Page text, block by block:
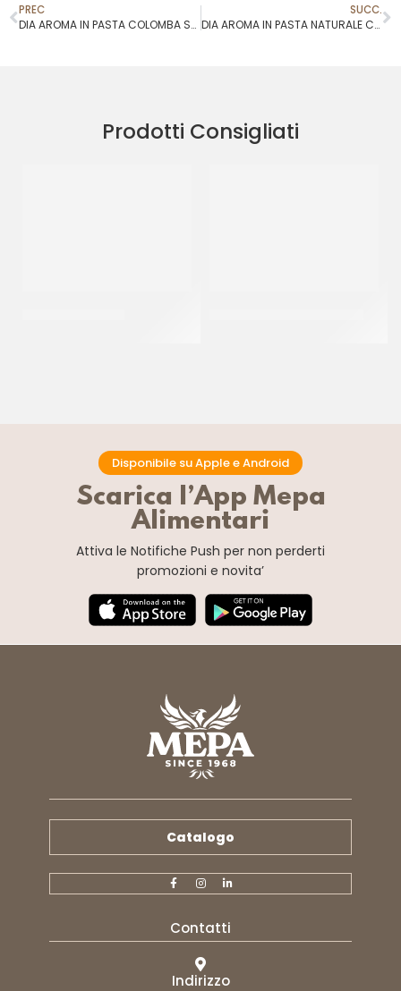
PREC
DIA AROMA IN PASTA COLOMBA SPECIALITÀ
SUCC.
DIA AROMA IN PASTA NATURALE C/SCORZE LIMONE
Prodotti Consigliati
Disponibile su Apple e Android
Scarica l’App Mepa
Alimentari
Attiva le Notifiche Push per non perderti
promozioni e novita’
Catalogo
Contatti
Indirizzo